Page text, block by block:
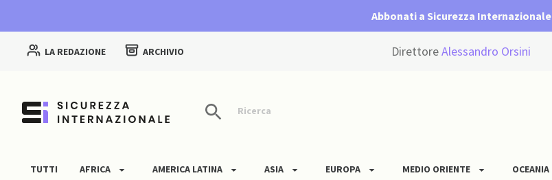
Abbonati a Sicurezza Internazionale
LA REDAZIONE ARCHIVIO DirettoreAlessandro Orsini
Ricerca
TUTTI AFRICA AMERICA LATINA ASIA EUROPA MEDIO ORIENTE OCEANIA